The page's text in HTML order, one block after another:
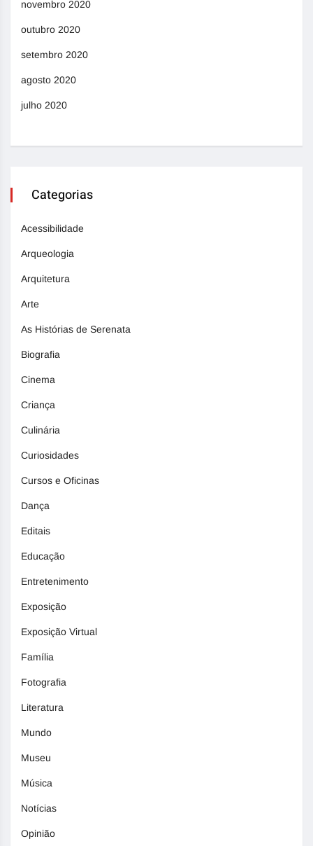
novembro 2020
outubro 2020
setembro 2020
agosto 2020
julho 2020
Categorias
Acessibilidade
Arqueologia
Arquitetura
Arte
As Histórias de Serenata
Biografia
Cinema
Criança
Culinária
Curiosidades
Cursos e Oficinas
Dança
Editais
Educação
Entretenimento
Exposição
Exposição Virtual
Família
Fotografia
Literatura
Mundo
Museu
Música
Notícias
Opinião